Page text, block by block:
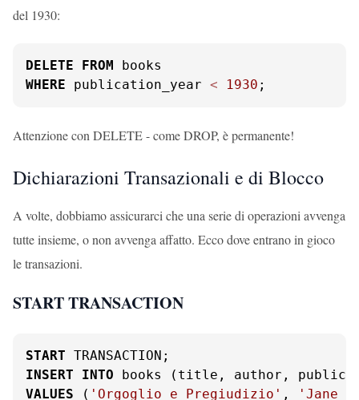
del 1930:
DELETE FROM
WHERE publication_year < 1930 ;
Attenzione con DELETE - come DROP, è permanente!
Dichiarazioni Transazionali e di Blocco
A volte, dobbiamo assicurarci che una serie di operazioni avvenga
tutte insieme, o non avvenga affatto. Ecco dove entrano in gioco
le transazioni.
START TRANSACTION
START
INSERT
INTO
VALUES ( 'Orgoglio e Pregiudizio' ,
'Jane